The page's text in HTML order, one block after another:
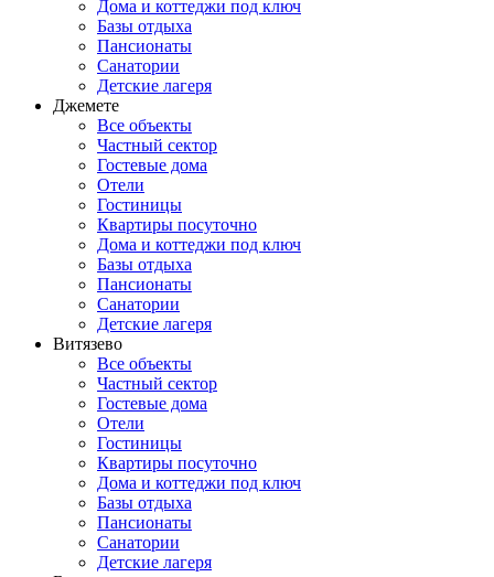
Дома и коттеджи под ключ
Базы отдыха
Пансионаты
Санатории
Детские лагеря
Джемете
Все объекты
Частный сектор
Гостевые дома
Отели
Гостиницы
Квартиры посуточно
Дома и коттеджи под ключ
Базы отдыха
Пансионаты
Санатории
Детские лагеря
Витязево
Все объекты
Частный сектор
Гостевые дома
Отели
Гостиницы
Квартиры посуточно
Дома и коттеджи под ключ
Базы отдыха
Пансионаты
Санатории
Детские лагеря